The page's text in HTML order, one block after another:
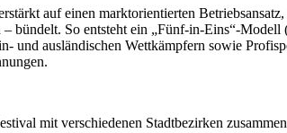
auf einen marktorientierten
bündelt. So entsteht ein „Fünf-in-Eins“-
und ausländischen Wettkämpfern sowie
mit verschiedenen Stadtbezirken